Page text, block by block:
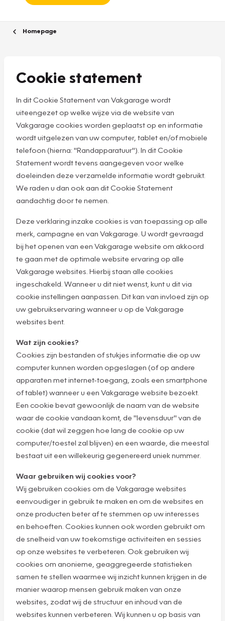
Homepage
Cookie statement
In dit Cookie Statement van Vakgarage wordt
uiteengezet op welke wijze via de website van
Vakgarage cookies worden geplaatst op en informatie
wordt uitgelezen van uw computer, tablet en/of mobiele
telefoon (hierna: "Randapparatuur"). In dit Cookie
Statement wordt tevens aangegeven voor welke
doeleinden deze verzamelde informatie wordt gebruikt.
We raden u dan ook aan dit Cookie Statement
aandachtig door te nemen.
Deze verklaring inzake cookies is van toepassing op alle
merk, campagne en van Vakgarage. U wordt gevraagd
bij het openen van een Vakgarage website om akkoord
te gaan met de optimale website ervaring op alle
Vakgarage websites. Hierbij staan alle cookies
ingeschakeld. Wanneer u dit niet wenst, kunt u dit via
cookie instellingen aanpassen. Dit kan van invloed zijn op
uw gebruikservaring wanneer u op de Vakgarage
websites bent.
Wat zijn cookies?
Cookies zijn bestanden of stukjes informatie die op uw
computer kunnen worden opgeslagen (of op andere
apparaten met internet-toegang, zoals een smartphone
of tablet) wanneer u een Vakgarage website bezoekt.
Een cookie bevat gewoonlijk de naam van de website
waar de cookie vandaan komt, de "levensduur" van de
cookie (dat wil zeggen hoe lang de cookie op uw
computer/toestel zal blijven) en een waarde, die meestal
bestaat uit een willekeurig gegenereerd uniek nummer.
Waar gebruiken wij cookies voor?
Wij gebruiken cookies om de Vakgarage websites
eenvoudiger in gebruik te maken en om de websites en
onze producten beter af te stemmen op uw interesses
en behoeften. Cookies kunnen ook worden gebruikt om
de snelheid van uw toekomstige activiteiten en sessies
op onze websites te verbeteren. Ook gebruiken wij
cookies om anonieme, geaggregeerde statistieken
samen te stellen waarmee wij inzicht kunnen krijgen in de
manier waarop mensen gebruik maken van onze
websites, zodat wij de structuur en inhoud van de
websites kunnen verbeteren. Wij kunnen u op basis van